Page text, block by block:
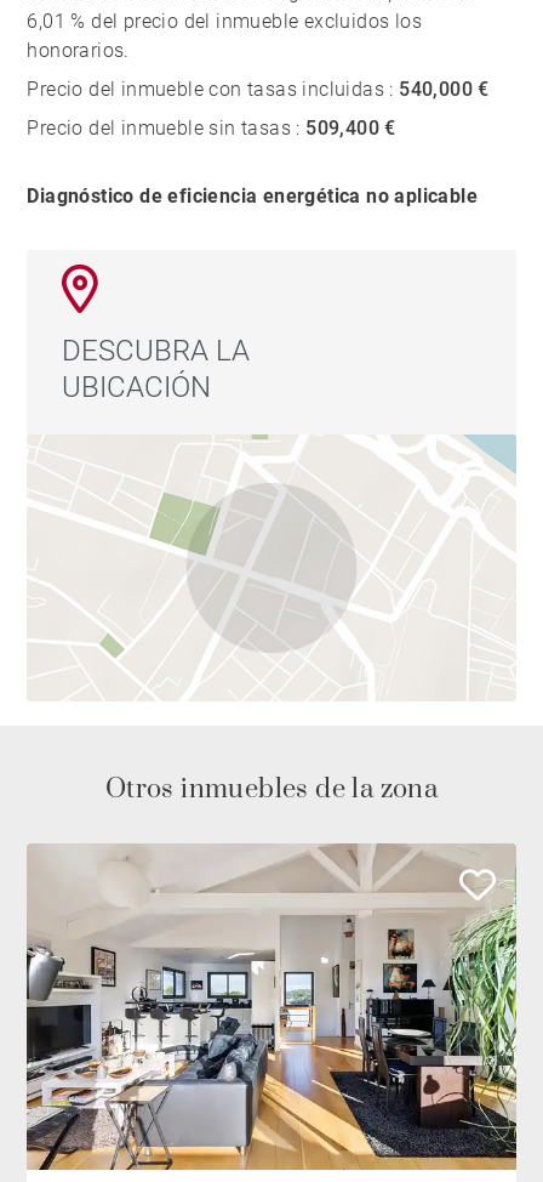
6,01 % del precio del inmueble excluidos los
honorarios.
Precio del inmueble con tasas incluidas : 540,000 €
Precio del inmueble sin tasas : 509,400 €
Diagnóstico de eficiencia energética no aplicable
DESCUBRA LA
UBICACIÓN
Otros inmuebles de la zona